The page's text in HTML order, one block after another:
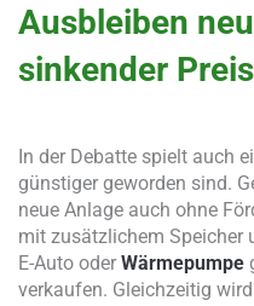
Ausbleiben
sinkender
In der Debatte spielt auch
günstiger geworden sind.
neue Anlage auch ohne
mit zusätzlichem Speicher
E-Auto oder Wärmepumpe
verkaufen. Gleichzeitig